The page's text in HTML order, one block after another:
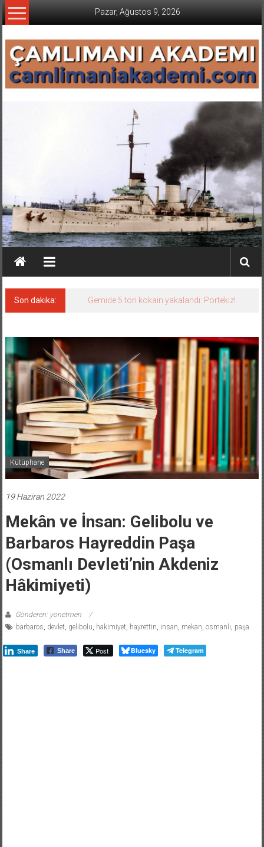
İçeriğe
geç
Pazar, Ağustos 9, 2026
Son dakika: Gemide 5 ton kokain yakalandı: Portekiz!
Kütüphane
19 Haziran 2022
Mekân ve İnsan: Gelibolu ve
Barbaros Hayreddin Paşa
(Osmanlı Devleti’nin Akdeniz
Hâkimiyeti)
Gönderen: yonetmen
barbaros devlet gelibolu hakimiyet hayrettin insan mekan osmanlı paşa
Share Share Post Bluesky Telegram